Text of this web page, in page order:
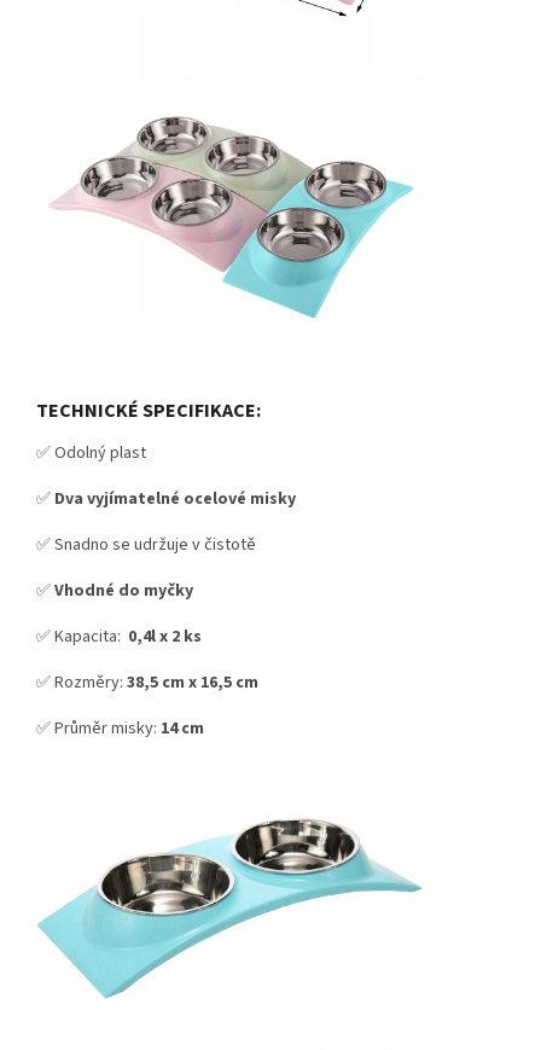
TECHNICKÉ SPECIFIKACE:
✅ Odolný plast
✅ Dva vyjímatelné ocelové misky
✅ Snadno se udržuje v čistotě
✅Vhodné do myčky
✅ Kapacita: 0,4l x 2 ks
✅ Rozměry: 38,5 cm x 16,5 cm
✅ Průměr misky: 14 cm